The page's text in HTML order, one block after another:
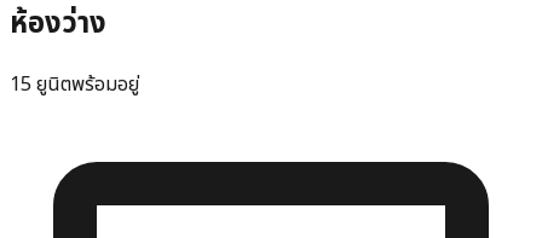
ห้องว่าง
15 ยูนิตพร้อมอยู่